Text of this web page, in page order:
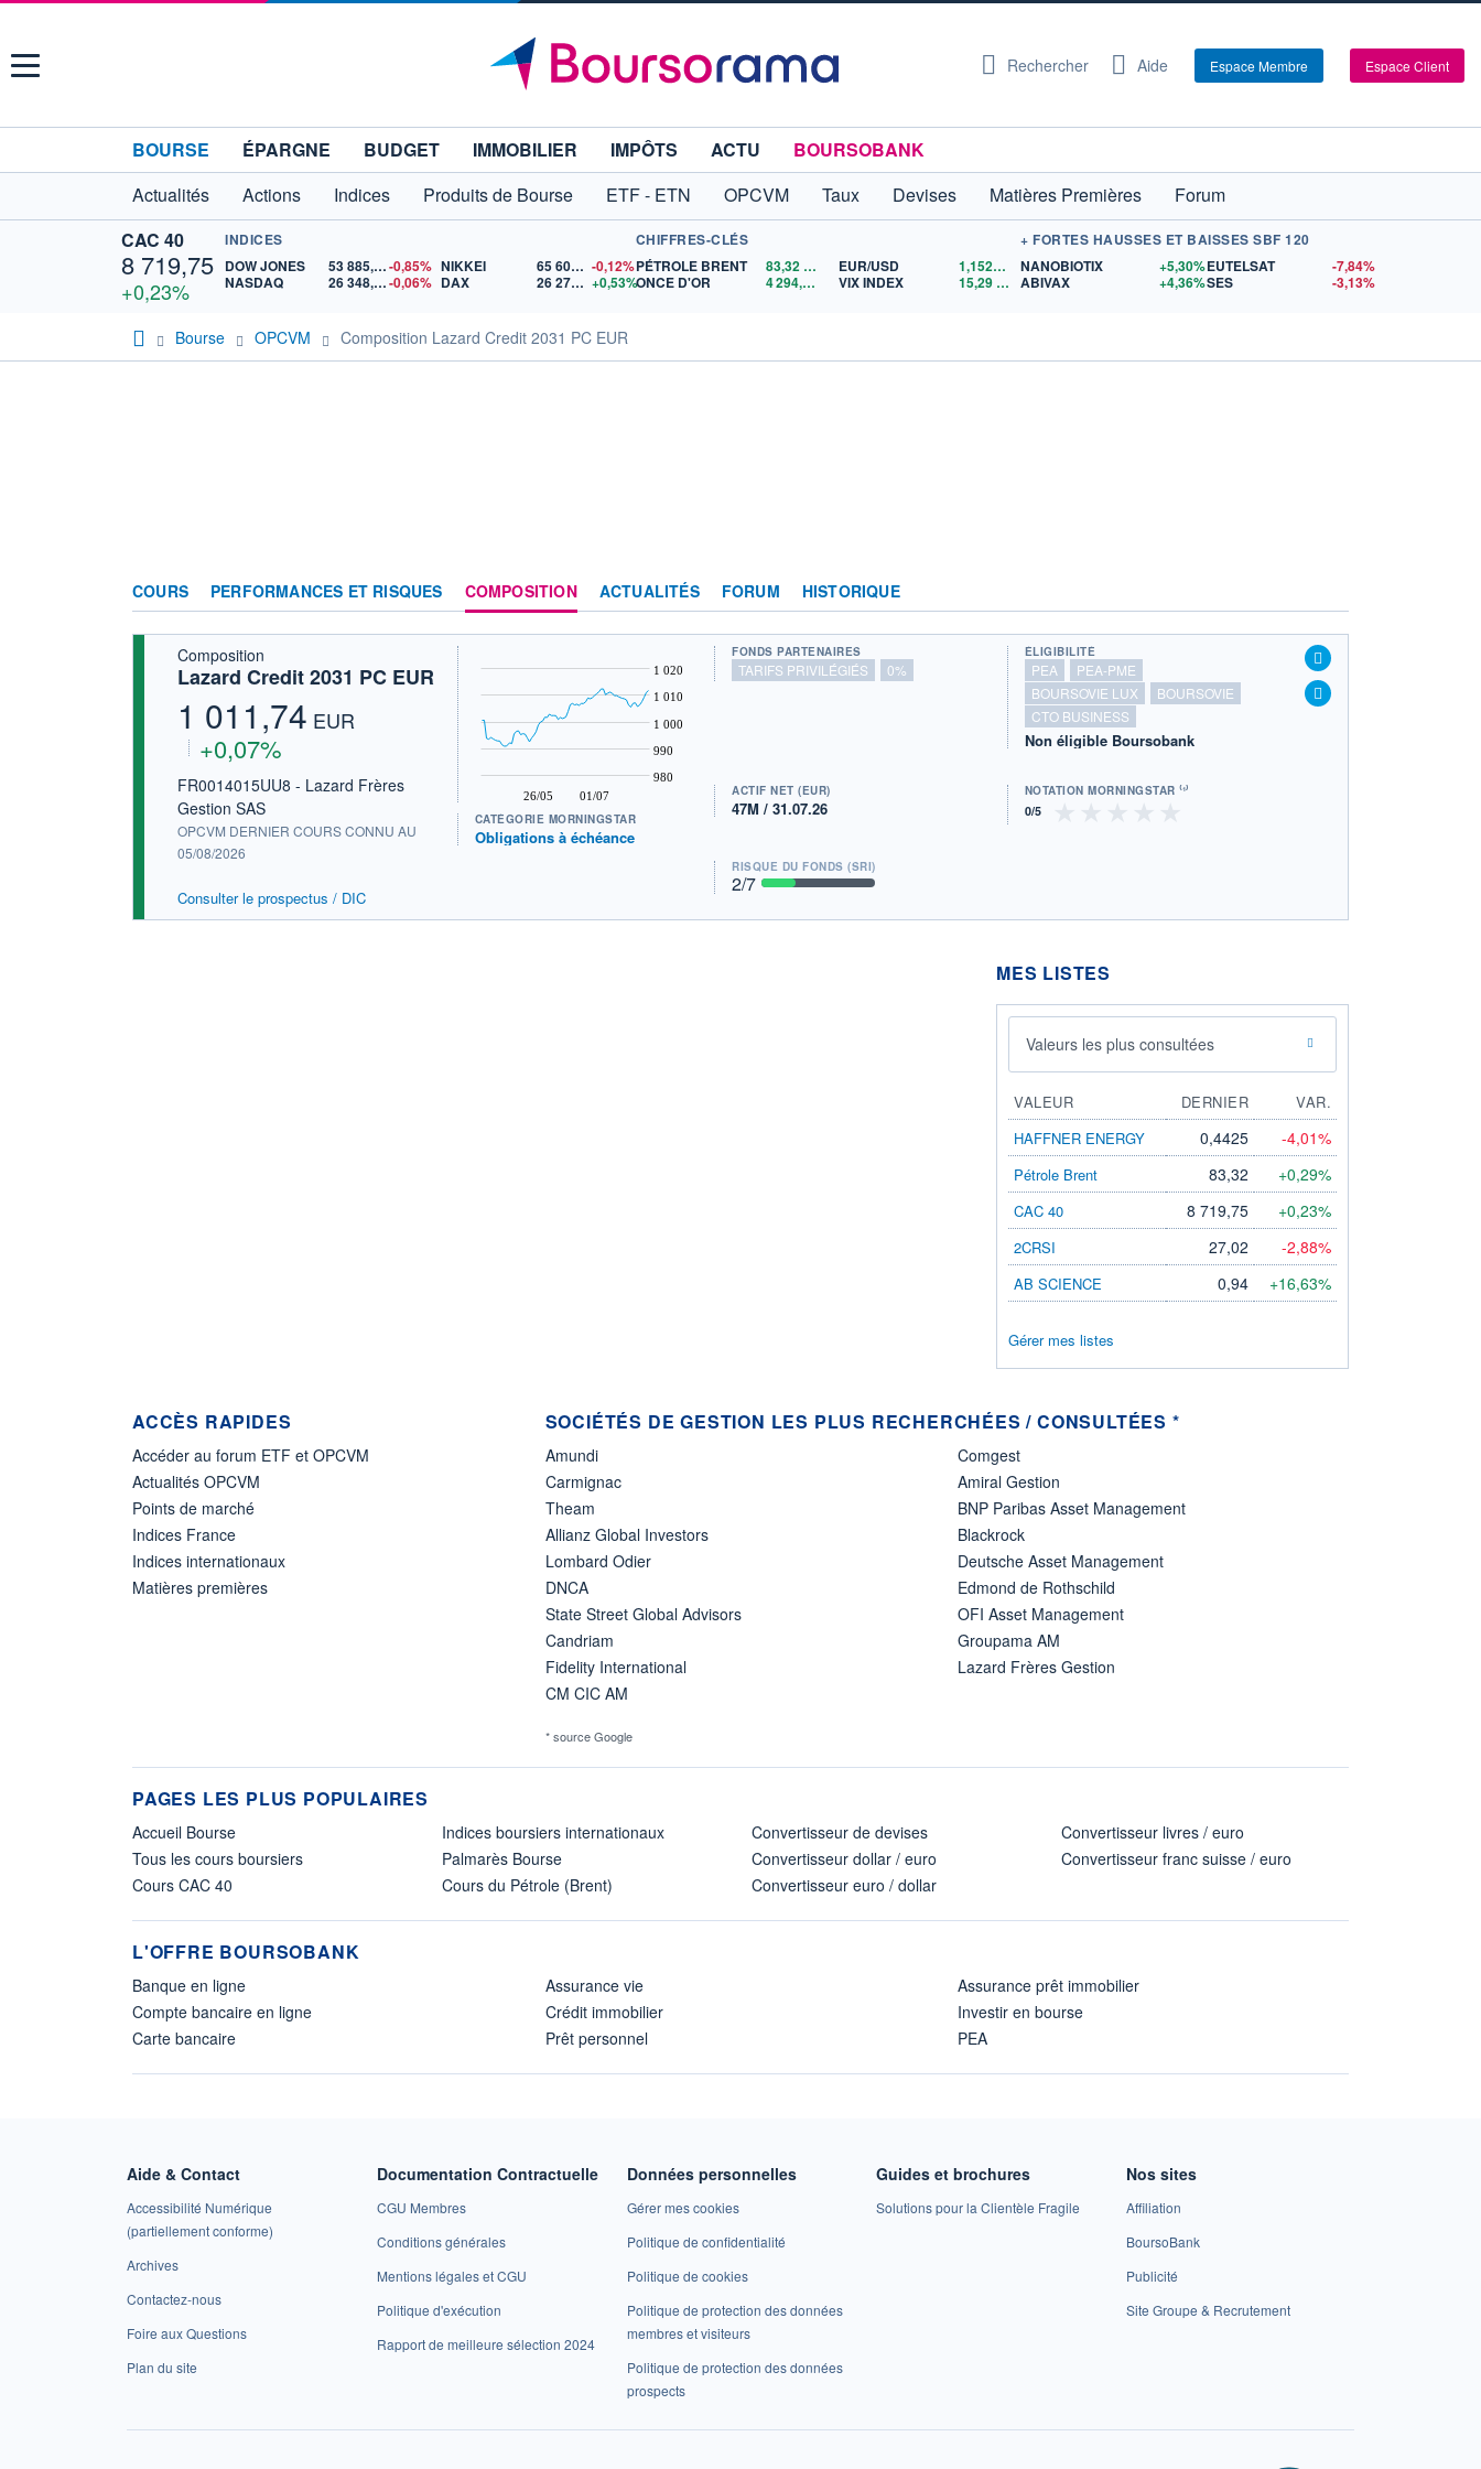
Menu Rechercher Aide Espace Membre Espace Client
BOURSE ÉPARGNE BUDGET IMMOBILIER IMPÔTS ACTU
BOURSOBANK
Actualités
Actions Indices Produits de Bourse ETF - ETN OPCVM Taux Devises Matières Premières
Forum
CAC 40
8 719,75
+0,23%
INDICES
DOW JONES
53 885,10-0,85%
NASDAQ
26 348,35-0,06%
NIKKEI 65 606,71 -0,12%
DAX
26 279,69 +0,53%
CHIFFRES-CLÉS
PÉTROLE BRENT
83,32
ONCE D'OR
4 294,75 $US
EUR/USD 1,1520$US
VIX INDEX
15,29$US
+ FORTES HAUSSES ET BAISSES SBF 120
NANOBIOTIX
+5,30%
ABIVAX
+4,36%
EUTELSAT
-7,84%
SES
-3,13%
Bourse OPCVM Composition Lazard Credit 2031 PC EUR
COURS PERFORMANCES ET RISQUES COMPOSITION ACTUALITÉS FORUM HISTORIQUE
Composition
Lazard Credit 2031 PC EUR
1 011,74 EUR
+0,07%
FR0014015UU8 - Lazard Frères
Gestion SAS
OPCVM DERNIER COURS CONNU AU
05/08/2026
Consulter le prospectus / DIC
26/05 01/07
980
990
1 000
1 010
1 020
CATÉGORIE MORNINGSTAR
Obligations à échéance
FONDS PARTENAIRES
TARIFS PRIVILÉGIÉS 0%
ÉLIGIBILITÉ
PEA
PEA-PME
BOURSOVIE LUX
BOURSOVIE
CTO BUSINESS
Non éligible Boursobank
ACTIF NET (EUR)
47M / 31.07.26
NOTATION MORNINGSTAR ⁽¹⁾
RISQUE DU FONDS (SRI)
2/7
MES LISTES
Valeurs les plus consultées
VALEUR DERNIER
VAR.
HAFFNER ENERGY
0,4425 -4,01%
Pétrole Brent 83,32 +0,29%
CAC 40 8 719,75 +0,23%
2CRSI 27,02 -2,88%
AB SCIENCE 0,94 +16,63%
Gérer mes listes
ACCÈS RAPIDES
Accéder au forum ETF et OPCVM
Actualités OPCVM
Points de marché
Indices France
Indices internationaux
Matières premières
SOCIÉTÉS DE GESTION LES PLUS RECHERCHÉES / CONSULTÉES *
Amundi
Carmignac
Theam
Allianz Global Investors
Lombard Odier
DNCA
State Street Global Advisors
Candriam
Fidelity International
CM CIC AM
Comgest
Amiral Gestion
BNP Paribas Asset Management
Blackrock
Deutsche Asset Management
Edmond de Rothschild
OFI Asset Management
Groupama AM
Lazard Frères Gestion
* source Google
PAGES LES PLUS POPULAIRES
Accueil Bourse
Tous les cours boursiers
Cours CAC 40
Indices boursiers internationaux
Palmarès Bourse
Cours du Pétrole (Brent)
Convertisseur de devises
Convertisseur dollar / euro
Convertisseur euro / dollar
Convertisseur livres / euro
Convertisseur franc suisse / euro
L'OFFRE BOURSOBANK
Banque en ligne
Compte bancaire en ligne
Carte bancaire
Assurance vie
Crédit immobilier
Prêt personnel
Assurance prêt immobilier
Investir en bourse
PEA
Aide & Contact
Accessibilité Numérique
(partiellement conforme)
Archives
Contactez-nous
Foire aux Questions
Plan du site
Documentation Contractuelle
CGU Membres
Conditions générales
Mentions légales et CGU
Politique d'exécution
Rapport de meilleure sélection 2024
Données personnelles
Gérer mes cookies
Politique de confidentialité
Politique de cookies
Politique de protection des données
membres et visiteurs
Politique de protection des données
prospects
Guides et brochures
Solutions pour la Clientèle Fragile
Nos sites
Affiliation
BoursoBank
Publicité
Site Groupe & Recrutement